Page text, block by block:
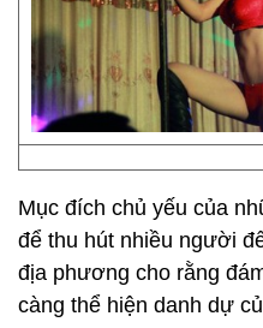
Mục đích chủ yếu của
để thu hút nhiều người
địa phương cho rằng
càng thể hiện danh dự